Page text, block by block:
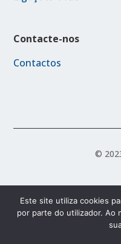
Contacte-nos
Contactos
©
Política de
Este site utiliza cookies
por parte do utilizador. Ao